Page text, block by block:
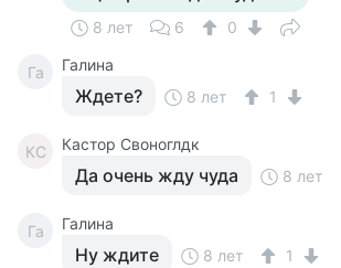
8 лет 6 0
Га Галина
Ждете? 8 лет 1
КС Кастор Своноглдк
Да очень жду чуда 8 лет
Га Галина
Ну ждите 8 лет 1